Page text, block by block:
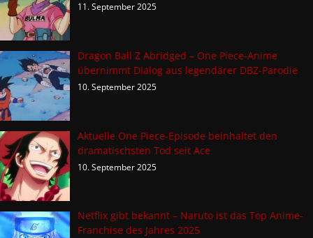
11. September 2025
Dragon Ball Z Abridged – One Piece-Anime
übernimmt Dialog aus legendärer DBZ-Parodie
10. September 2025
Aktuelle One Piece-Episode beinhaltet den
dramatischsten Tod seit Ace
10. September 2025
Netflix gibt bekannt – Naruto ist das Top Anime-
Franchise des Jahres 2025